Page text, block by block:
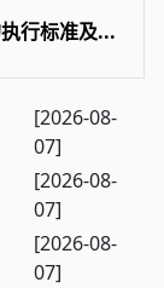
行标准及...
[2026-08-
07]
[2026-08-
07]
[2026-08-
07]